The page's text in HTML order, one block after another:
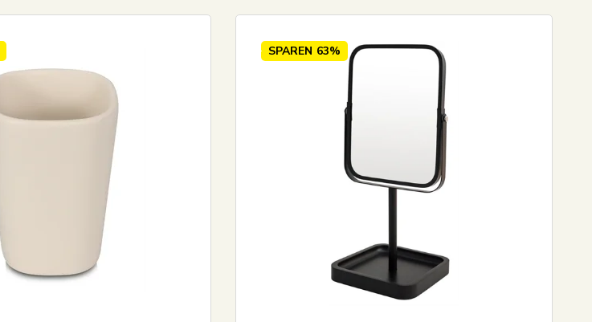
SPAREN 63%